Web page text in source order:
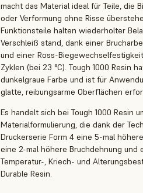
macht das Material ideal für Teile, die
oder Verformung ohne Risse
Funktionsteile halten wiederholter
Verschleiß stand, dank einer
und einer Ross-
Zyklen (bei 23 °C). Tough 1000 Resin
dunkelgraue Farbe und ist für
glatte, reibungsarme Oberflächen
Es handelt sich bei Tough 1000 Resin
Materialformulierung, die dank der
Druckerserie Form 4 eine 5-mal
eine 2-mal höhere Bruchdehnung und
Temperatur-, Kriech- und
Durable Resin.